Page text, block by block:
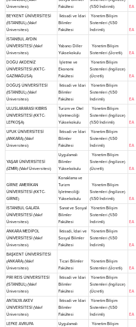
Üniversitesi)
Fakültesi
(%50 İndirimli)
EA
BEYKENT ÜNİVERSİTESİ
(İSTANBUL) (Vakıf
Üniversitesi)
İktisadi ve İdari
Bilimler
Fakültesi
Yönetim Bilişim
Sistemleri (%50
İndirimli)
EA
İSTANBUL AYDIN
ÜNİVERSİTESİ (Vakıf
Üniversitesi)
Yabancı Diller
Yüksekokulu
Yönetim Bilişim
Sistemleri (Ücretli)
EA
DOĞU AKDENİZ
ÜNİVERSİTESİ (KKTC-
GAZİMAĞUSA)
İşletme ve
Ekonomi
Fakültesi
Yönetim Bilişim
Sistemleri (İngilizce)
(Ücretli)
EA
DOĞUŞ ÜNİVERSİTESİ
(İSTANBUL) (Vakıf
Üniversitesi)
İktisadi ve İdari
Bilimler
Fakültesi
Yönetim Bilişim
Sistemleri (%50
İndirimli)
EA
ULUSLARARASI KIBRIS
ÜNİVERSİTESİ (KKTC-
LEFKOŞA)
Turizm ve Otel
İşletmeciliği
Yüksekokulu
Yönetim Bilişim
Sistemleri (İngilizce)
(%50 İndirimli)
EA
UFUK ÜNİVERSİTESİ
(ANKARA) (Vakıf
Üniversitesi)
İktisadi ve İdari
Bilimler
Fakültesi
Yönetim Bilişim
Sistemleri (%50
İndirimli)
EA
YAŞAR ÜNİVERSİTESİ
(İZMİR) (Vakıf Üniversitesi)
Uygulamalı
Bilimler
Yüksekokulu
Yönetim Bilişim
Sistemleri (İngilizce)
(Ücretli)
EA
GİRNE AMERİKAN
ÜNİVERSİTESİ (KKTC-
GİRNE)
Konaklama ve
Turizm
İşletmeciliği
Yüksekokulu
Yönetim Bilişim
Sistemleri (İngilizce)
(%50 İndirimli)
EA
İSTANBUL GALATA
ÜNİVERSİTESİ (Vakıf
Üniversitesi)
Sanat ve Sosyal
Bilimler
Fakültesi
Yönetim Bilişim
Sistemleri (%50
İndirimli)
EA
ANKARA MEDİPOL
ÜNİVERSİTESİ (Vakıf
Üniversitesi)
İktisadi, İdari ve
Sosyal Bilimler
Fakültesi
Yönetim Bilişim
Sistemleri (%50
İndirimli)
EA
BAŞKENT ÜNİVERSİTESİ
(ANKARA) (Vakıf
Üniversitesi)
Ticari Bilimler
Fakültesi
Yönetim Bilişim
Sistemleri (Ücretli)
EA
PİRİ REİS ÜNİVERSİTESİ
(İSTANBUL) (Vakıf
Üniversitesi)
İktisadi ve İdari
Bilimler
Fakültesi
Yönetim Bilişim
Sistemleri (İngilizce)
(Ücretli)
EA
ANTALYA AKEV
ÜNİVERSİTESİ (Vakıf
Üniversitesi)
İktisadi ve İdari
Bilimler
Fakültesi
Yönetim Bilişim
Sistemleri (%50
İndirimli)
EA
LEFKE AVRUPA
Uygulamalı
Yönetim Bilişim